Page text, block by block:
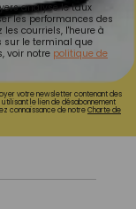
analyse le taux
les performances des
courriels, l'heure à
sur le terminal que
voir notre politique de
votre newsletter contenant des
le lien de désabonnement
connaissance de notreCharte de